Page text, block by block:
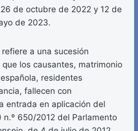
de octubre de 2022 y 12 de
de 2023.
a una sucesión
los causantes, matrimonio
residentes
fallecen con
entrada en aplicación del
n.º 650/2012 del Parlamento